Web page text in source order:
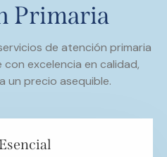
Primaria
de atención primaria
excelencia en calidad,
un precio asequible.